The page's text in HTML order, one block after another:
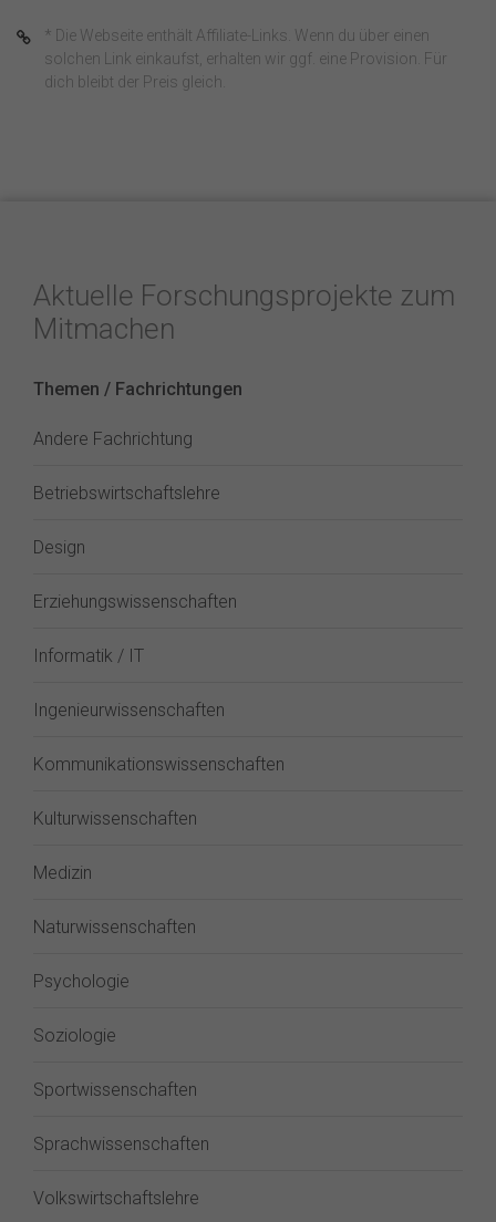
* Die Webseite enthält Affiliate-Links. Wenn du über einen
solchen Link einkaufst, erhalten wir ggf. eine Provision. Für
dich bleibt der Preis gleich.
Aktuelle Forschungsprojekte zum
Mitmachen
Themen / Fachrichtungen
Andere Fachrichtung
Betriebswirtschaftslehre
Design
Erziehungswissenschaften
Informatik / IT
Ingenieurwissenschaften
Kommunikationswissenschaften
Kulturwissenschaften
Medizin
Naturwissenschaften
Psychologie
Soziologie
Sportwissenschaften
Sprachwissenschaften
Volkswirtschaftslehre